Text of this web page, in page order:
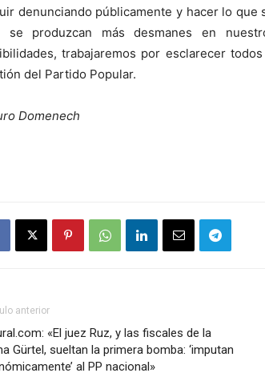
denunciando públicamente y hacer lo
se produzcan más desmanes en
trabajaremos por esclarecer
del Partido Popular.
Domenech
anterior
«El juez Ruz, y las fiscales de la
Gürtel, sueltan la primera bomba: ‘imputan
al PP nacional»